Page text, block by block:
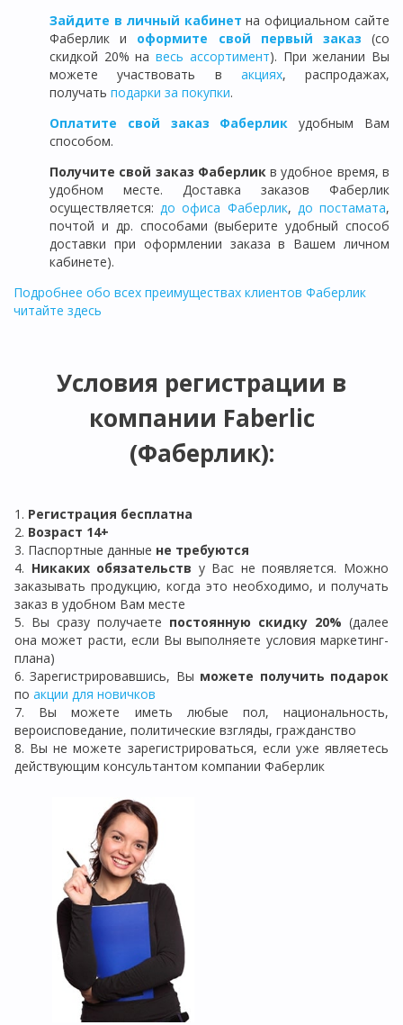
Зайдите в личный кабинет на официальном сайте
Фаберлик и оформите свой первый заказ (со
скидкой 20% навесь ассортимент). При желании Вы
можете участвовать в акциях, распродажах,
получать подарки за покупки.
Оплатите свой заказ Фаберлик удобным Вам
способом.
Получите свой заказ Фаберликв удобное время, в
удобном месте. Доставка заказов Фаберлик
осуществляется:до офиса Фаберлик, до постамата,
почтой и др. способами (выберите удобный способ
доставки при оформлении заказа в Вашем личном
кабинете).
Подробнее обо всех преимуществах клиентов Фаберлик
читайте здесь
Условия регистрации в
компании Faberlic
(Фаберлик):
1. Регистрация бесплатна
2. Возраст 14+
3. Паспортные данные не требуются
4. Никаких обязательств у Вас не появляется. Можно
заказывать продукцию, когда это необходимо, и получать
заказ в удобном Вам месте
5. Вы сразу получаете постоянную скидку 20% (далее
она может расти, если Вы выполняете условия маркетинг-
плана)
6. Зарегистрировавшись, Вы можете получить подарок
по акции для новичков
7. Вы можете иметь любые пол, национальность,
вероисповедание, политические взгляды, гражданство
8. Вы не можете зарегистрироваться, если уже являетесь
действующим консультантом компании Фаберлик